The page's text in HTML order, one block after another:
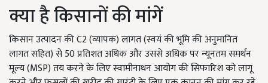
क्या है किसानों की मांगें
किसान उत्पादन की C2 (व्यापक) लागत (स्वयं की भूमि की अनुमानित
लागत सहित) से 50 प्रतिशत अधिक और उससे अधिक पर न्यूनतम समर्थन
मूल्य (MSP) तय करने के लिए स्वामीनाथन आयोग की सिफारिश को लागू